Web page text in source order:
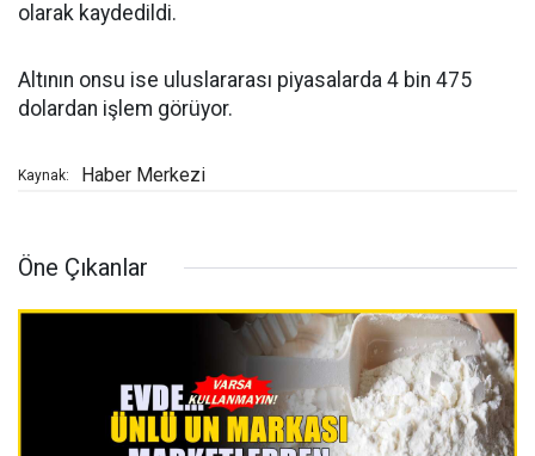
olarak kaydedildi.
Altının onsu ise uluslararası piyasalarda 4 bin 475
dolardan işlem görüyor.
Kaynak: Haber Merkezi
Öne Çıkanlar